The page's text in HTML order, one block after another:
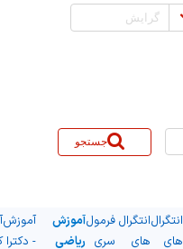
گرایش
جستجو
انتگرال
های
انتگرال
های
فرمول
سری
آموزش
ریاضی
آموزش
- دکترا